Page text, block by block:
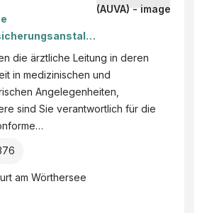
die ärztliche Leitung in deren
in medizinischen und
Angelegenheiten,
sind Sie verantwortlich für die
am Wörthersee